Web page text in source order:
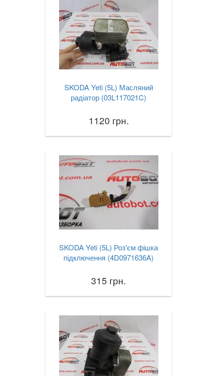
SKODA Yeti (5L) Масляний
радіатор (03L117021C)
1120 грн.
SKODA Yeti (5L) Роз'єм фішка
підключення (4D0971636A)
315 грн.